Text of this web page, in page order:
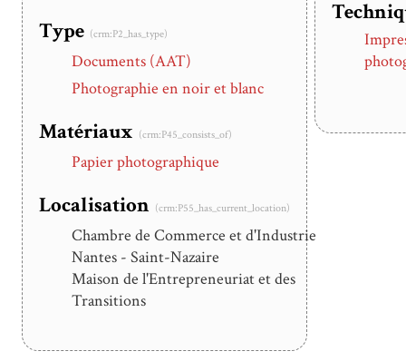
Type (crm:P2_has_type)
Documents (AAT)
Photographie en noir et blanc
Matériaux (crm:P45_consists_of)
Papier photographique
Localisation (crm:P55_has_current_location)
Chambre de Commerce et d'Industrie
Nantes - Saint-Nazaire
Maison de l'Entrepreneuriat et des
Transitions